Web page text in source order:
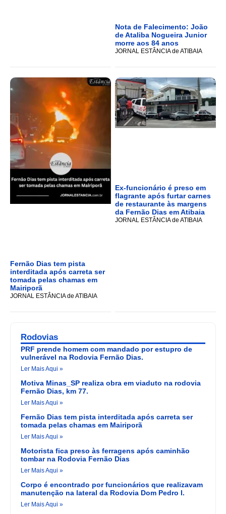
Nota de Falecimento: João
de Ataliba Nogueira Junior
morre aos 84 anos
JORNAL ESTÂNCIA de ATIBAIA
Fernão Dias tem pista
interditada após carreta ser
tomada pelas chamas em
Mairiporã
JORNAL ESTÂNCIA de ATIBAIA
Ex-funcionário é preso em
flagrante após furtar carnes
de restaurante às margens
da Fernão Dias em Atibaia
JORNAL ESTÂNCIA de ATIBAIA
Rodovias
PRF prende homem com mandado por estupro de
vulnerável na Rodovia Fernão Dias.
Ler Mais Aqui »
Motiva Minas_SP realiza obra em viaduto na rodovia
Fernão Dias, km 77.
Ler Mais Aqui »
Fernão Dias tem pista interditada após carreta ser
tomada pelas chamas em Mairiporã
Ler Mais Aqui »
Motorista fica preso às ferragens após caminhão
tombar na Rodovia Fernão Dias
Ler Mais Aqui »
Corpo é encontrado por funcionários que realizavam
manutenção na lateral da Rodovia Dom Pedro I.
Ler Mais Aqui »